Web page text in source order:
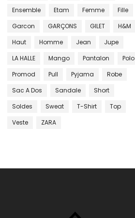
Ensemble
Etam Femme
Fille
Garcon
GARÇONS GILET
H&m
Haut
Homme Jean
Jupe
LA HALLE
Mango Pantalon
Polo
Promod
Pull Pyjama
Robe
Sac A Dos
Sandale
Short
Soldes
Sweat T-Shirt
Top
Veste
ZARA